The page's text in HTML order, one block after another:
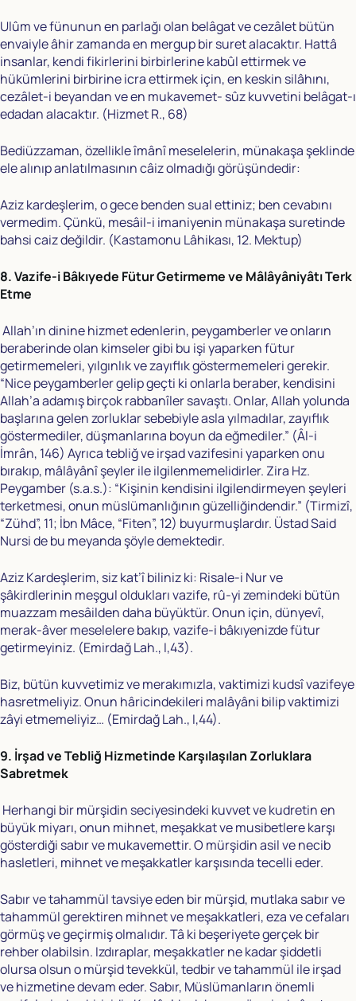
Ulûm ve fünunun en parlağı olan belâgat ve cezâlet bütün
envaiyle âhir zamanda en mergup bir suret alacaktır. Hattâ
insanlar, kendi fikirlerini birbirlerine kabûl ettirmek ve
hükümlerini birbirine icra ettirmek için, en keskin silâhını,
cezâlet-i beyandan ve en mukavemet- sûz kuvvetini belâgat-ı
edadan alacaktır. (Hizmet R., 68)
Bediüzzaman, özellikle îmânî meselelerin, münakaşa şeklinde
ele alınıp anlatılmasının câiz olmadığı görüşündedir:
Aziz kardeşlerim, o gece benden sual ettiniz; ben cevabını
vermedim. Çünkü, mesâil-i imaniyenin münakaşa suretinde
bahsi caiz değildir. (Kastamonu Lâhikası, 12. Mektup)
8. Vazife-i Bâkıyede Fütur Getirmeme ve Mâlâyâniyâtı Terk
Etme
Allah’ın dinine hizmet edenlerin, peygamberler ve onların
beraberinde olan kimseler gibi bu işi yaparken fütur
getirmemeleri, yılgınlık ve zayıflık göstermemeleri gerekir.
“Nice peygamberler gelip geçti ki onlarla beraber, kendisini
Allah’a adamış birçok rabbanîler savaştı. Onlar, Allah yolunda
başlarına gelen zorluklar sebebiyle asla yılmadılar, zayıflık
göstermediler, düşmanlarına boyun da eğmediler.” (Âl-i
İmrân, 146) Ayrıca tebliğ ve irşad vazifesini yaparken onu
bırakıp, mâlâyânî şeyler ile ilgilenmemelidirler. Zira Hz.
Peygamber (s.a.s.): “Kişinin kendisini ilgilendirmeyen şeyleri
terketmesi, onun müslümanlığının güzelliğindendir.” (Tirmizî,
“Zühd”, 11; İbn Mâce, “Fiten”, 12) buyurmuşlardır. Üstad Said
Nursi de bu meyanda şöyle demektedir.
Aziz Kardeşlerim, siz kat’î biliniz ki: Risale-i Nur ve
şâkirdlerinin meşgul oldukları vazife, rû-yi zemindeki bütün
muazzam mesâilden daha büyüktür. Onun için, dünyevî,
merak-âver meselelere bakıp, vazife-i bâkıyenizde fütur
getirmeyiniz. (Emirdağ Lah., I,43).
Biz, bütün kuvvetimiz ve merakımızla, vaktimizi kudsî vazifeye
hasretmeliyiz. Onun hâricindekileri malâyâni bilip vaktimizi
zâyi etmemeliyiz… (Emirdağ Lah., I,44).
9. İrşad ve Tebliğ Hizmetinde Karşılaşılan Zorluklara
Sabretmek
Herhangi bir mürşidin seciyesindeki kuvvet ve kudretin en
büyük miyarı, onun mihnet, meşakkat ve musibetlere karşı
gösterdiği sabır ve mukavemettir. O mürşidin asil ve necib
hasletleri, mihnet ve meşakkatler karşısında tecelli eder.
Sabır ve tahammül tavsiye eden bir mürşid, mutlaka sabır ve
tahammül gerektiren mihnet ve meşakkatleri, eza ve cefaları
görmüş ve geçirmiş olmalıdır. Tâ ki beşeriyete gerçek bir
rehber olabilsin. Izdıraplar, meşakkatler ne kadar şiddetli
olursa olsun o mürşid tevekkül, tedbir ve tahammül ile irşad
ve hizmetine devam eder. Sabır, Müslümanların önemli